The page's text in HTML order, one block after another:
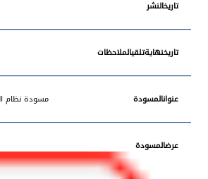
مسودة نظام